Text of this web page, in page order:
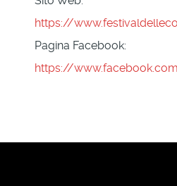
https://
Pagina Facebook:
https://